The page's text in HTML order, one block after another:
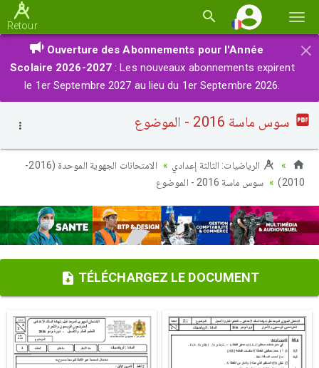
la
Retour
×
Ouverture des Abonnements pour l'Année
Scolaire 2026-2027 : Les nouveaux abonnements expirent
le 1er Septembre 2027 au lieu du 1er Septembre 2026.
سوس ماسة 2016 - الموضوع
الرياضيات: الثالثة إعدادي
الامتحانات الجهوية الموحدة (2016-
2010)
سوس ماسة 2016 - الموضوع
TÉLÉCHARGEZ LE DOCUMENT